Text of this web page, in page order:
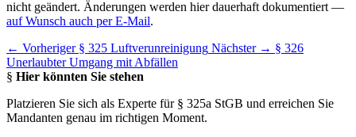
nicht geändert. Änderungen werden hier dauerhaft dokumentiert —
auf Wunsch auch per E-Mail.
← Vorheriger § 325 Luftverunreinigung Nächster → § 326
Unerlaubter Umgang mit Abfällen
§ Hier könnten Sie stehen
Platzieren Sie sich als Experte für § 325a StGB und erreichen Sie
Mandanten genau im richtigen Moment.